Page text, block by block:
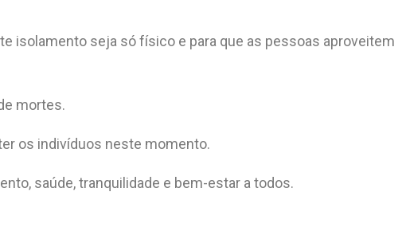
isolamento seja só físico e para que as pessoas aproveitem
mortes.
os indivíduos neste momento.
saúde, tranquilidade e bem-estar a todos.